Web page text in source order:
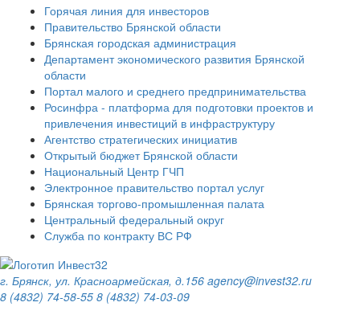
Горячая линия для инвесторов
Правительство Брянской области
Брянская городская администрация
Департамент экономического развития Брянской
области
Портал малого и среднего предпринимательства
Росинфра - платформа для подготовки проектов и
привлечения инвестиций в инфраструктуру
Агентство стратегических инициатив
Открытый бюджет Брянской области
Национальный Центр ГЧП
Электронное правительство портал услуг
Брянская торгово-промышленная палата
Центральный федеральный округ
Служба по контракту ВС РФ
г. Брянск, ул. Красноармейская, д.156 agency@invest32.ru
8 (4832) 74-58-55 8 (4832) 74-03-09